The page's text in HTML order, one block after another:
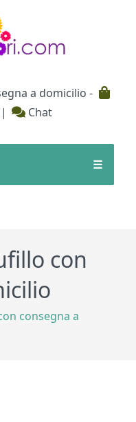
a domicilio -
| Chat
☰
con
consegna a